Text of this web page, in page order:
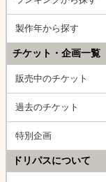
製作年から探す
チケット・企画一覧
販売中のチケット
過去のチケット
特別企画
ドリパスについて